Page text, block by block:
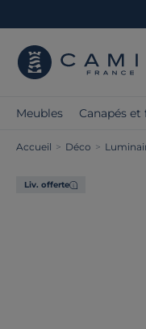
Meubles Canapés
Accueil > Déco >
Liv. offerte